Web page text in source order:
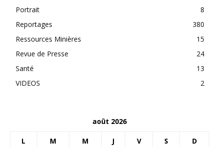
Portrait
8
Reportages
380
Ressources Minières
15
Revue de Presse
24
Santé
13
VIDEOS
2
août 2026
L M M J V S D